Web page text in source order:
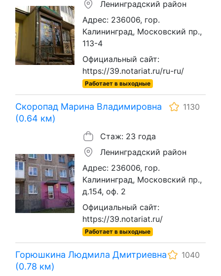
Ленинградский район
Адрес: 236006, гор.
Калининград, Московский пр.,
113-4
Официальный сайт:
https://39.notariat.ru/ru-ru/
Работает в выходные
Скоропад Марина Владимировна
(0.64 км)
1130
Стаж: 23 года
Ленинградский район
Адрес: 236006, гор.
Калининград, Московский пр.,
д.154, оф. 2
Официальный сайт:
https://39.notariat.ru/
Работает в выходные
Горюшкина Людмила Дмитриевна
(0.78 км)
1040